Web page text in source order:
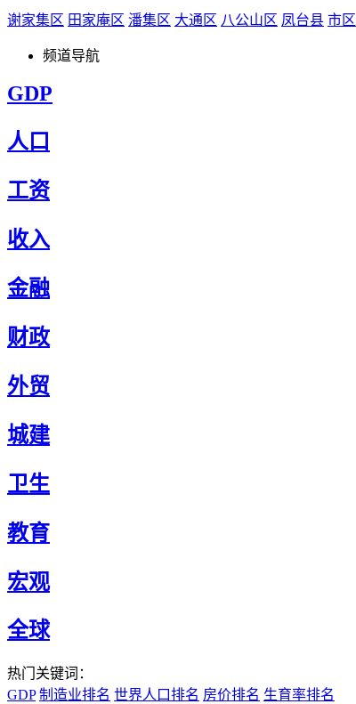
谢家集区 田家庵区 潘集区 大通区 八公山区 凤台县 市区
频道导航
GDP
人口
工资
收入
金融
财政
外贸
城建
卫生
教育
宏观
全球
热门关键词：
GDP 制造业排名 世界人口排名 房价排名 生育率排名